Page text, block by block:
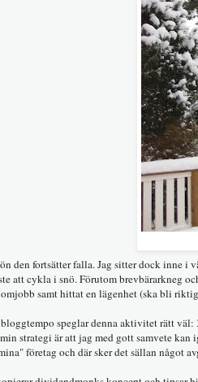
den fortsätter falla. Jag sitter dock inne i
att cykla i snö. Förutom brevbärarkneg
samt hittat en lägenhet (ska bli
speglar denna aktivitet rätt väl:
strategi är att jag med gott samvete
företag och där sker det sällan något